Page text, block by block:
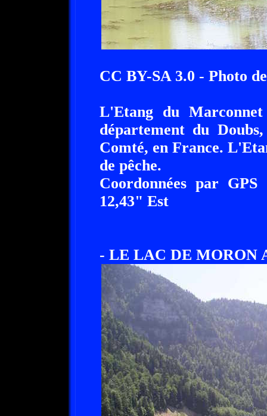
CC BY-SA 3.0 - Photo
L'Etang du
département du
Comté, en France.
de pêche.
Coordonnées par
12,43" Est
- LE LAC DE MORON